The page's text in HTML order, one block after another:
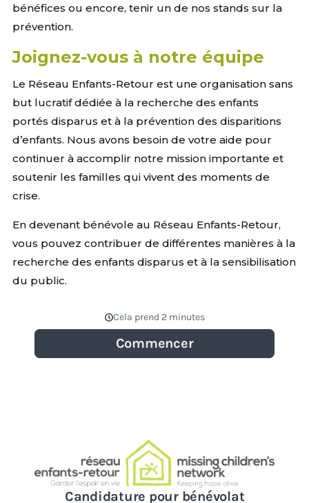
bénéfices ou encore, tenir un de nos stands sur la
prévention.
Joignez-vous à notre équipe
Le Réseau Enfants-Retour est une organisation sans
but lucratif dédiée à la recherche des enfants
portés disparus et à la prévention des disparitions
d’enfants. Nous avons besoin de votre aide pour
continuer à accomplir notre mission importante et
soutenir les familles qui vivent des moments de
crise.
En devenant bénévole au Réseau Enfants-Retour,
vous pouvez contribuer de différentes manières à la
recherche des enfants disparus et à la sensibilisation
du public.